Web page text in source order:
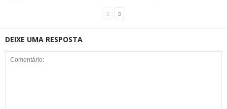
DEIXE UMA RESPOSTA